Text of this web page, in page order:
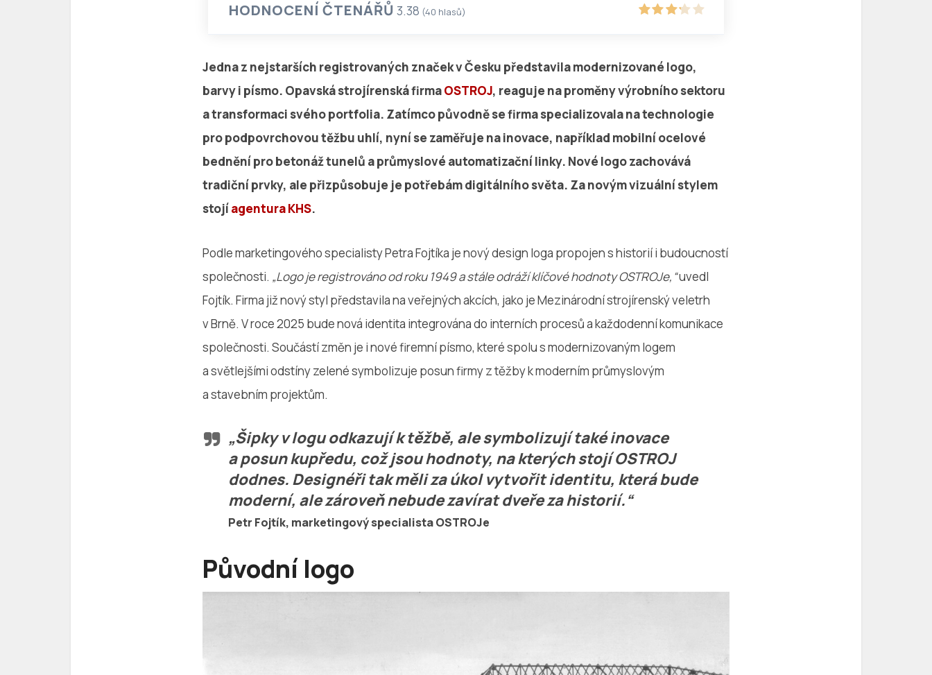
HODNOCENÍ ČTENÁŘŮ 3.38 (40 hlasů)
Jedna z nejstarších registrovaných značek v Česku představila modernizované logo,
barvy i písmo. Opavská strojírenská firmaOSTROJ, reaguje na proměny výrobního sektoru
a transformaci svého portfolia. Zatímco původně se firma specializovala na technologie
pro podpovrchovou těžbu uhlí, nyní se zaměřuje na inovace, například mobilní ocelové
bednění pro betonáž tunelů a průmyslové automatizační linky. Nové logo zachovává
tradiční prvky, ale přizpůsobuje je potřebám digitálního světa. Za novým vizuální stylem
stojíagentura KHS.
Podle marketingového specialisty Petra Fojtíka je nový design loga propojen s historií i budoucností
společnosti. „Logo je registrováno od roku 1949 a stále odráží klíčové hodnoty OSTROJe,“uvedl
Fojtík. Firma již nový styl představila na veřejných akcích, jako je Mezinárodní strojírenský veletrh
v Brně. V roce 2025 bude nová identita integrována do interních procesů a každodenní komunikace
společnosti. Součástí změn je i nové firemní písmo, které spolu s modernizovaným logem
a světlejšími odstíny zelené symbolizuje posun firmy z těžby k moderním průmyslovým
a stavebním projektům.
„Šipky v logu odkazují k těžbě, ale symbolizují také inovace
a posun kupředu, což jsou hodnoty, na kterých stojí OSTROJ
dodnes. Designéři tak měli za úkol vytvořit identitu, která bude
moderní, ale zároveň nebude zavírat dveře za historií.“
Petr Fojtík, marketingový specialista OSTROJe
Původní logo